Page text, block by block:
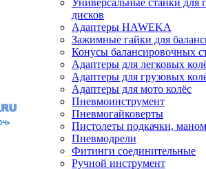
Универсальные станки для
дисков
Адаптеры HAWEKA
Зажимные гайки для
Конусы балансировочных
Адаптеры для легковых
Адаптеры для грузовых
Адаптеры для мото колёс
Пневмоинструмент
Пневмогайковерты
Пистолеты подкачки,
Пневмодрели
Фитинги соединительные
Ручной инструмент